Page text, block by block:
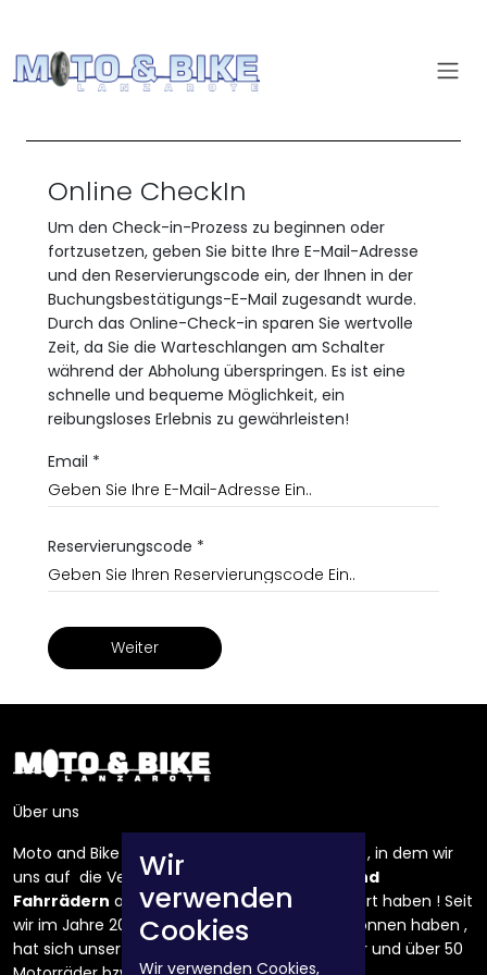
Online CheckIn
Um den Check-in-Prozess zu beginnen oder
fortzusetzen, geben Sie bitte Ihre E-Mail-Adresse
und den Reservierungscode ein, der Ihnen in der
Buchungsbestätigungs-E-Mail zugesandt wurde.
Durch das Online-Check-in sparen Sie wertvolle
Zeit, da Sie die Warteschlangen am Schalter
während der Abholung überspringen. Es ist eine
schnelle und bequeme Möglichkeit, ein
reibungsloses Erlebnis zu gewährleisten!
Email *
Reservierungscode *
Weiter
Wir
verwenden
Cookies
Wir verwenden Cookies,
Über uns
Moto and Bike Lanzarote ist ein Unternehmen , in dem wir
uns auf die Vermietung von
Motorrädern und
Fahrrädern auf der Insel Lanzarote spezialisiert haben ! Seit
wir im Jahre 2008 mit einigen Fahrrädern begonnen haben ,
hat sich unser Fuhrpark auf etwa 150 Fahrräder und über 50